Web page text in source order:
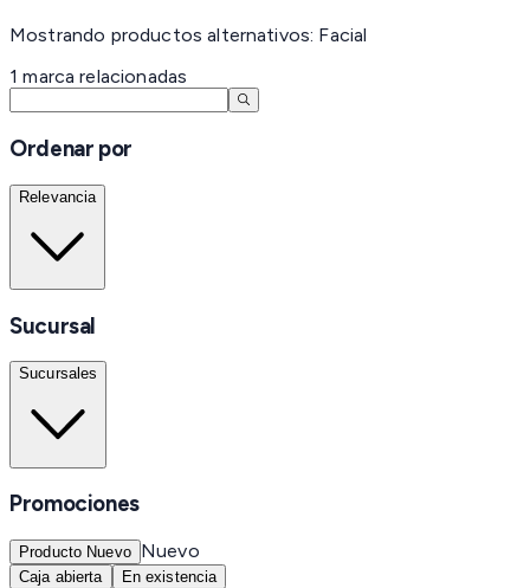
Mostrando productos alternativos: Facial
1 marca relacionadas
Ordenar por
Relevancia
Sucursal
Sucursales
Promociones
Producto Nuevo Nuevo
Caja abierta En existencia